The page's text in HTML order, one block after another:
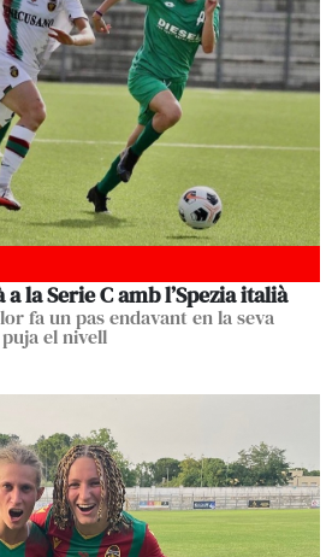
la Serie C amb l’Spezia italià
fa un pas endavant en la seva
el nivell